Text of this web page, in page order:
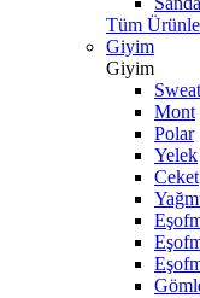
Tüm
Giyim
Giyim
Mont
Polar
Yelek
Ceket